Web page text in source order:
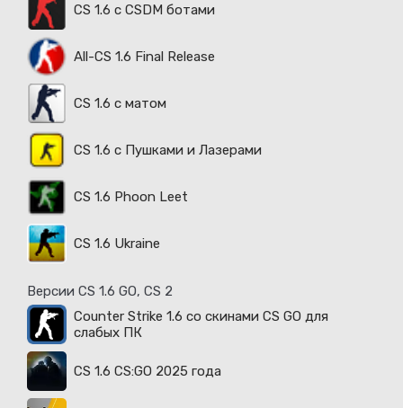
CS 1.6 с CSDM ботами
All-CS 1.6 Final Release
CS 1.6 с матом
CS 1.6 с Пушками и Лазерами
CS 1.6 Phoon Leet
CS 1.6 Ukraine
Версии CS 1.6 GO, CS 2
Counter Strike 1.6 со скинами CS GO для
слабых ПК
CS 1.6 CS:GO 2025 года